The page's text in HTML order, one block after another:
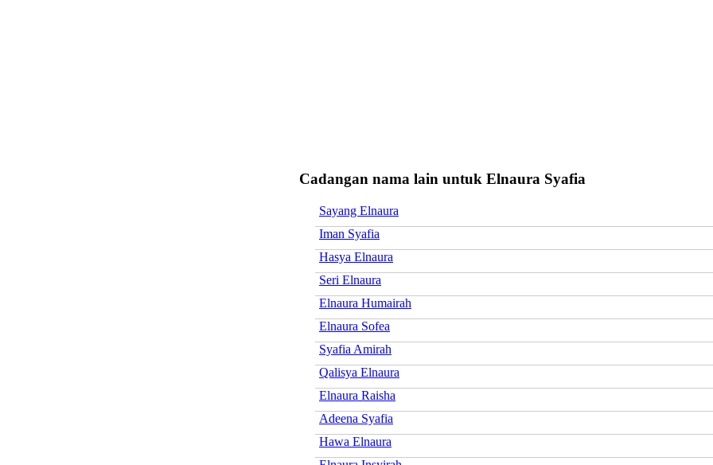
Cadangan nama lain untuk Elnaura Syafia
Sayang Elnaura
Iman Syafia
Hasya Elnaura
Seri Elnaura
Elnaura Humairah
Elnaura Sofea
Syafia Amirah
Qalisya Elnaura
Elnaura Raisha
Adeena Syafia
Hawa Elnaura